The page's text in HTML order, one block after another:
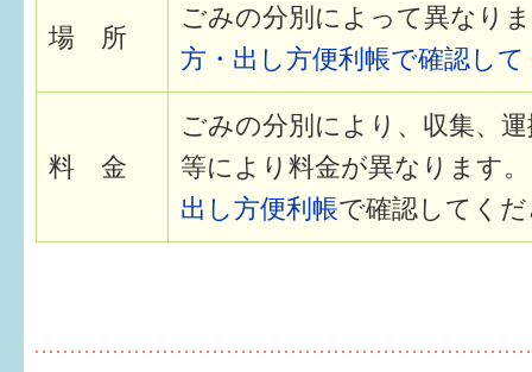
場 所
ごみの分別によって異なり
方・出し方便利帳で確認し
料 金
ごみの分別により、収集、
等により料金が異なります。
出し方便利帳で確認してく